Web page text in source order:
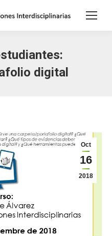
digital
Oct
16
2018